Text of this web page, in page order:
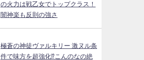
の火力は戦乙女でトップクラス！
闇神楽も反則の強さ
極蒼の神徒ヴァルキリー 激ヌル条
件で味方を超強化⁉こんのなの絶